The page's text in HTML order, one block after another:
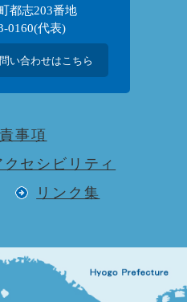
都志203番地
0160(代表)
い合わせはこちら
事項
クセシビリティ
リンク集